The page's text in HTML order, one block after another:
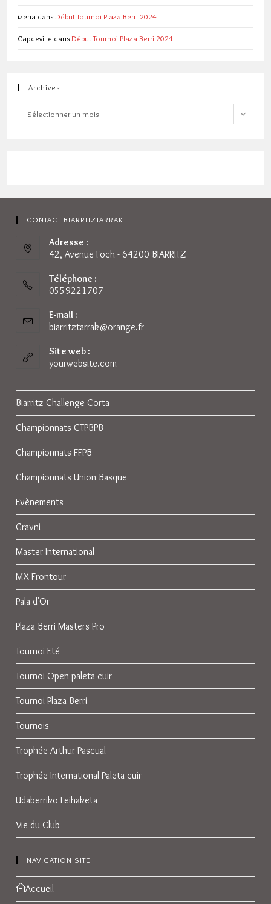
izena dans Début Tournoi Plaza Berri 2024
Capdeville dans Début Tournoi Plaza Berri 2024
Archives
Archives
Sélectionner un mois
CONTACT BIARRITZTARRAK
Adresse :
42, Avenue Foch - 64200 BIARRITZ
Téléphone :
0559221707
E-mail :
biarritztarrak@orange.frS’ouvre
Site web :
yourwebsite.com
Biarritz Challenge Corta
Championnats CTPBPB
Championnats FFPB
Championnats Union Basque
Evènements
Gravni
Master International
MX Frontour
Pala d'Or
Plaza Berri Masters Pro
Tournoi Eté
Tournoi Open paleta cuir
Tournoi Plaza Berri
Tournois
Trophée Arthur Pascual
Trophée International Paleta cuir
Udaberriko Leihaketa
Vie du Club
NAVIGATION SITE
Accueil